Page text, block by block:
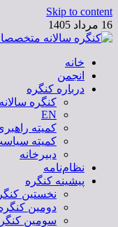
Skip to content
16 مرداد 1405
کنگره سالانه متخصصان
خانه
انجمن
درباره کنگره
کنگره
EN
کمیته
کمیته
دبیرخانه
نظام‌نامه
پیشینه کنگره
نخستین
دومین
سومین